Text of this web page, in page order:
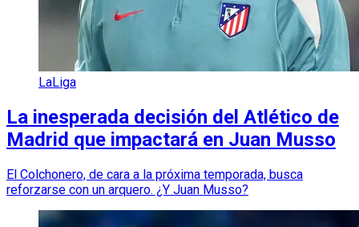
LaLiga
La inesperada decisión del Atlético de
Madrid que impactará en Juan Musso
El Colchonero, de cara a la próxima temporada, busca
reforzarse con un arquero. ¿Y Juan Musso?